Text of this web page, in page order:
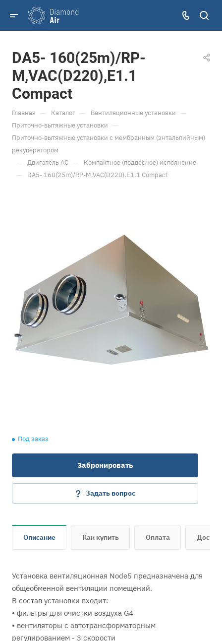
DA5- 160(25m)/RP-
M,VAC(D220),E1.1
Compact
Главная — Каталог — Вентиляционные установки —
Приточно-вытяжные установки —
Приточно-вытяжные установки с мембранным (энтальпийным)
рекуператором
— Двигатель АС — Компактное (подвесное) исполнение
— DA5- 160(25m)/RP-M,VAC(D220),E1.1 Compact
Под заказ
Забронировать
Задать вопрос
Описание Как купить Оплата
Установка вентиляционная Node5 предназначена для
общеобменной вентиляции помещений.
В состав установки входит:
• фильтры для очистки воздуха G4
• вентиляторы с автотрансформаторным
регулированием - 3 скорости